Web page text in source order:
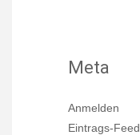
Meta
Anmelden
Eintrags-Feed